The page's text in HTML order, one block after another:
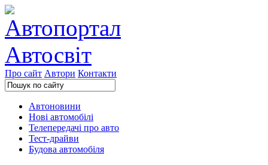
Про сайт Автори Контакти
Автоновини
Нові автомобілі
Телепередачі про авто
Тест-драйви
Будова автомобіля